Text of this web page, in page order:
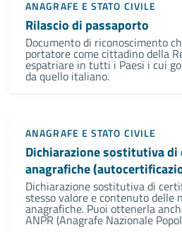
ANAGRAFE E STATO CIVILE
Rilascio di passaporto
Documento di riconoscimento
portatore come cittadino della
espatriare in tutti i Paesi i cui
da quello italiano.
ANAGRAFE E STATO CIVILE
Dichiarazione sostitutiva
anagrafiche
Dichiarazione sostitutiva di
stesso valore e contenuto delle
anagrafiche. Puoi ottenerla
ANPR (Anagrafe Nazionale